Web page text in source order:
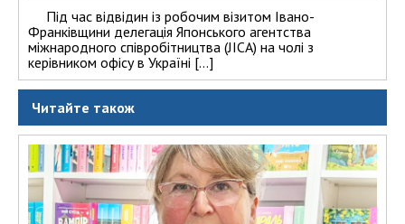
Під час відвідин із робочим візитом Івано-
Франківщини делегація Японського агентства
міжнародного співробітництва (JICA) на чолі з
керівником офісу в Україні […]
Читайте також